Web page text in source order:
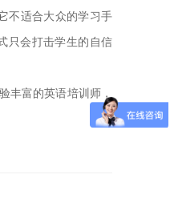
不适合大众的学习手
只会打击学生的自信
丰富的英语培训师，